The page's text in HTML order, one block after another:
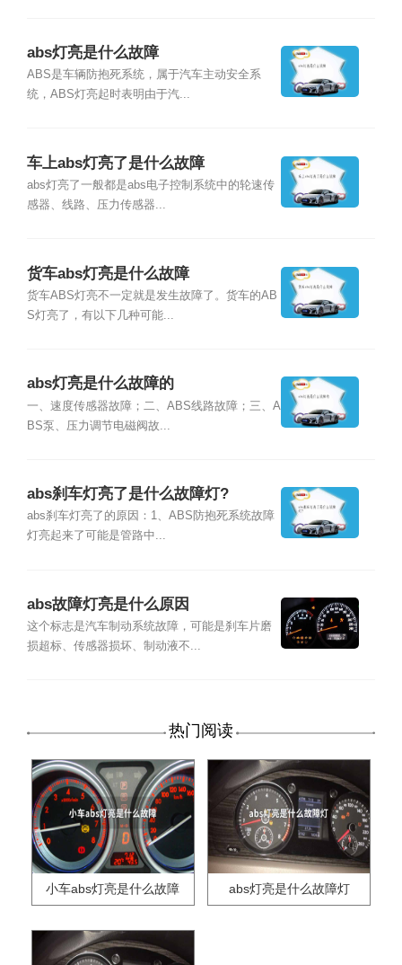
abs灯亮是什么故障
ABS是车辆防抱死系统，属于汽车主动安全系
统，ABS灯亮起时表明由于汽...
车上abs灯亮了是什么故障
abs灯亮了一般都是abs电子控制系统中的轮速传
感器、线路、压力传感器...
货车abs灯亮是什么故障
货车ABS灯亮不一定就是发生故障了。货车的AB
S灯亮了，有以下几种可能...
abs灯亮是什么故障的
一、速度传感器故障；二、ABS线路故障；三、A
BS泵、压力调节电磁阀故...
abs刹车灯亮了是什么故障灯?
abs刹车灯亮了的原因：1、ABS防抱死系统故障
灯亮起来了可能是管路中...
abs故障灯亮是什么原因
这个标志是汽车制动系统故障，可能是刹车片磨
损超标、传感器损坏、制动液不...
热门阅读
小车abs灯亮是什么故障 abs灯亮是什么故障灯